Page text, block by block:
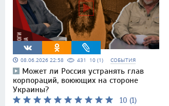
08.06.2026 22:58 431 10 (1) СОБЫТИЯ
Может ли Россия устранять глав
корпораций, воюющих на стороне
Украины?
10 (1)